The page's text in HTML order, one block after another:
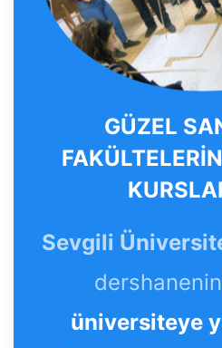
GÜZEL
Sevgili
dershanenin
üniversiteye